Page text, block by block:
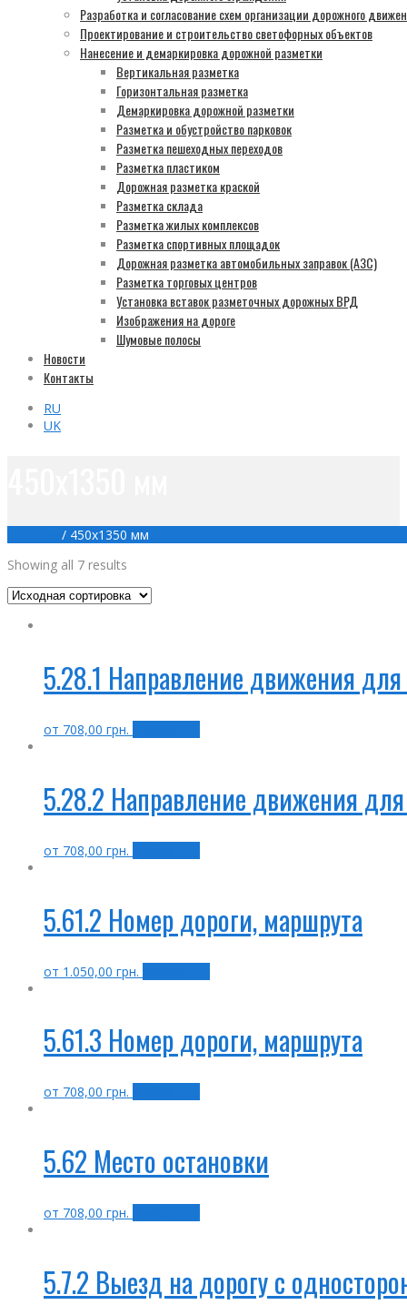
Разработка и согласование схем организации дорожного
Проектирование и строительство светофорных объектов
Нанесение и демаркировка дорожной разметки
Вертикальная разметка
Горизонтальная разметка
Демаркировка дорожной разметки
Разметка и обустройство парковок
Разметка пешеходных переходов
Разметка пластиком
Дорожная разметка краской
Разметка склада
Разметка жилых комплексов
Разметка спортивных площадок
Дорожная разметка автомобильных заправок (АЗС)
Разметка торговых центров
Установка вставок разметочных дорожных ВРД
Изображения на дороге
Шумовые полосы
Новости
Контакты
RU
UK
/ 450х1350 мм
Showing all 7 results
5.28.1 Направление движения
от 708,00 грн.
5.28.2 Направление движения
от 708,00 грн.
5.61.2 Номер дороги, маршрута
от 1.050,00 грн.
5.61.3 Номер дороги, маршрута
от 708,00 грн.
5.62 Место остановки
от 708,00 грн.
5.7.2 Выезд на дорогу с